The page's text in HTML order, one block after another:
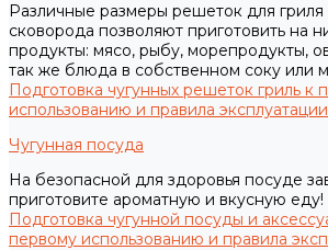
Различные размеры решеток для гриля
сковорода позволяют приготовить на
продукты: мясо, рыбу, морепродукты,
так же блюда в собственном соку или
Подготовка чугунных решеток гриль к
использованию и правила
Чугунная посуда
На безопасной для здоровья посуде
приготовите ароматную и вкусную еду!
Подготовка чугунной посуды и
первому использованию и правила